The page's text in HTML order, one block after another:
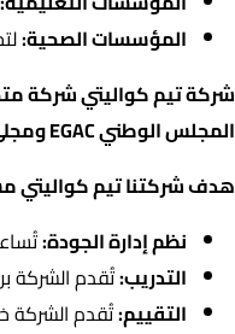
المؤسسات الصحية:
شركة تيم كواليتي شركة
المجلس الوطني EGAC ومجلي الأعتماد الأمريكي IAS وذلك تحت إشراف الهيئة المصرية العامة للمواصفات والجودة EOS ومنتدى الإشراف الدولي IAF .
هدف شركتنا تيم كواليتي
نظم إدارة الجودة:
التدريب:تُقدم الشركة
التقييم:تُقدم الشركة